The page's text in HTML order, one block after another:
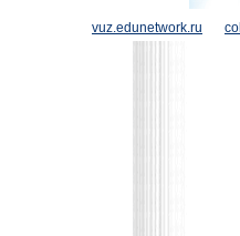
vuz.edunetwork.ru